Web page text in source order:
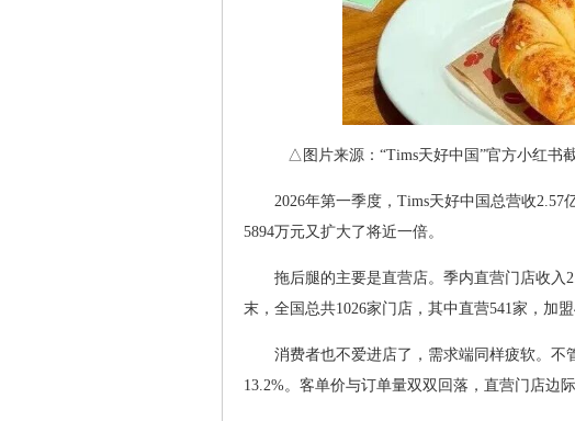
△图片来源：“Tims天好中国”官方小红书
2026年第一季度，Tims天好中国总营收2.57
5894万元又扩大了将近一倍。
拖后腿的主要是直营店。季内直营门店收入
末，全国总共1026家门店，其中直营541家，加盟
消费者也不爱进店了，需求端同样疲软。
13.2%。客单价与订单量双双回落，直营门店边